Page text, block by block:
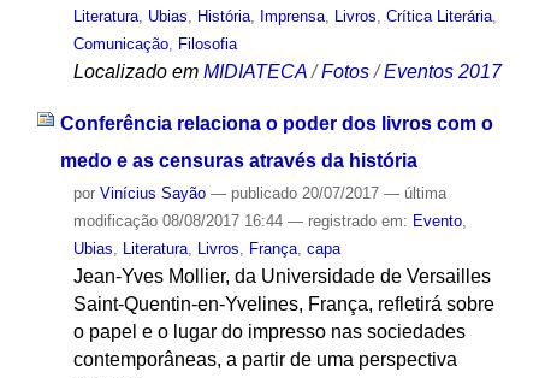
Literatura, Ubias, História, Imprensa, Livros, Crítica Literária,
Comunicação, Filosofia
Localizado em MIDIATECA /Fotos /Eventos 2017
Conferência relaciona o poder dos livros com o
medo e as censuras através da história
por Vinícius Sayão — publicado20/07/2017 — última
modificação08/08/2017 16:44 — registrado em: Evento,
Ubias, Literatura, Livros, França, capa
Jean-Yves Mollier, da Universidade de Versailles
Saint-Quentin-en-Yvelines, França, refletirá sobre
o papel e o lugar do impresso nas sociedades
contemporâneas, a partir de uma perspectiva